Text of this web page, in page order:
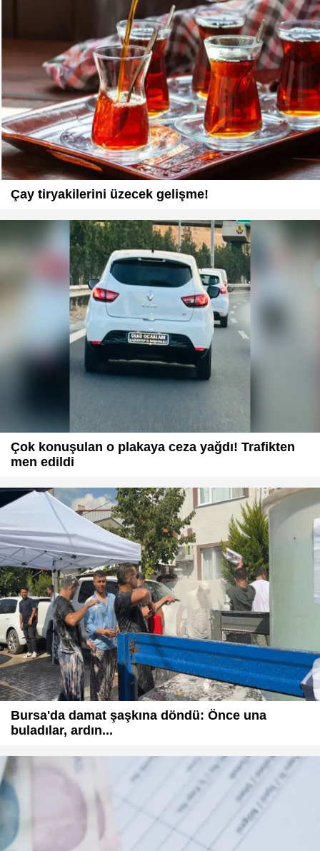
Çay tiryakilerini üzecek gelişme!
Çok konuşulan o plakaya ceza yağdı! Trafikten
men edildi
Bursa'da damat şaşkına döndü: Önce una
buladılar, ardın...